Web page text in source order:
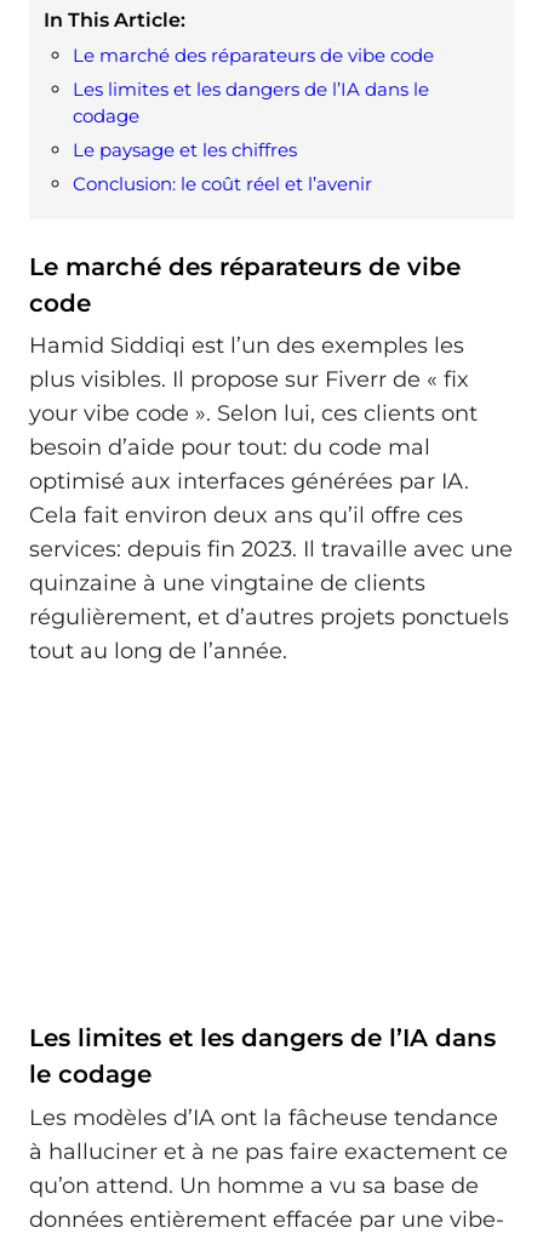
In This Article:
Le marché des réparateurs de vibe code
Les limites et les dangers de l’IA dans le
codage
Le paysage et les chiffres
Conclusion: le coût réel et l’avenir
Le marché des réparateurs de vibe
code
Hamid Siddiqi est l’un des exemples les
plus visibles. Il propose sur Fiverr de « fix
your vibe code ». Selon lui, ces clients ont
besoin d’aide pour tout: du code mal
optimisé aux interfaces générées par IA.
Cela fait environ deux ans qu’il offre ces
services: depuis fin 2023. Il travaille avec une
quinzaine à une vingtaine de clients
régulièrement, et d’autres projets ponctuels
tout au long de l’année.
Les limites et les dangers de l’IA dans
le codage
Les modèles d’IA ont la fâcheuse tendance
à halluciner et à ne pas faire exactement ce
qu’on attend. Un homme a vu sa base de
données entièrement effacée par une vibe-